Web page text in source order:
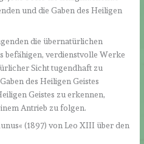
und die Gaben des Heiligen
die übernatürlichen
befähigen, verdienstvolle Werke
Sicht tugendhaft zu
des Heiligen Geistes
Geistes zu erkennen,
Antrieb zu folgen.
(1897) von Leo XIII über den